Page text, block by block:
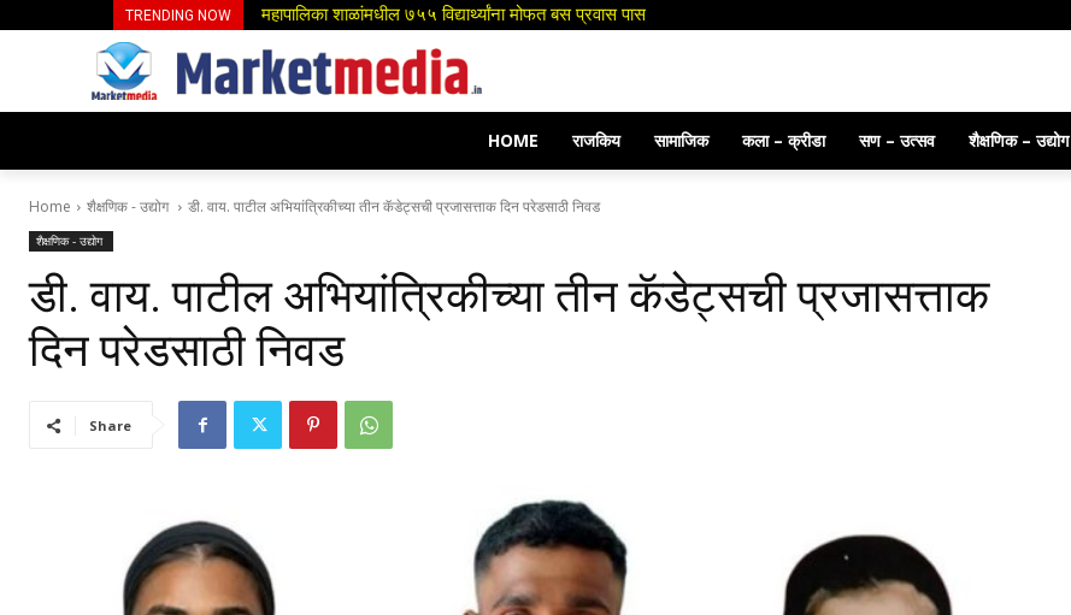
TRENDING NOW बिहारच्या राज्यपाल भवनात डी. वाय. पाटील यांना श्रद्धांजली
HOME राजकिय सामाजिक कला – क्रीडा सण – उत्सव शैक्षणिक – उद्योग
Home शैक्षणिक - उद्योग डी. वाय. पाटील अभियांत्रिकीच्या तीन कॅडेट्सची प्रजासत्ताक दिन परेडसाठी निवड
शैक्षणिक - उद्योग
डी. वाय. पाटील अभियांत्रिकीच्या तीन कॅडेट्सची प्रजासत्ताक
दिन परेडसाठी निवड
Share